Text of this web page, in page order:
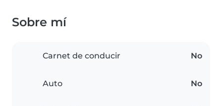
Sobre mí
Carnet de conducir No
Auto No